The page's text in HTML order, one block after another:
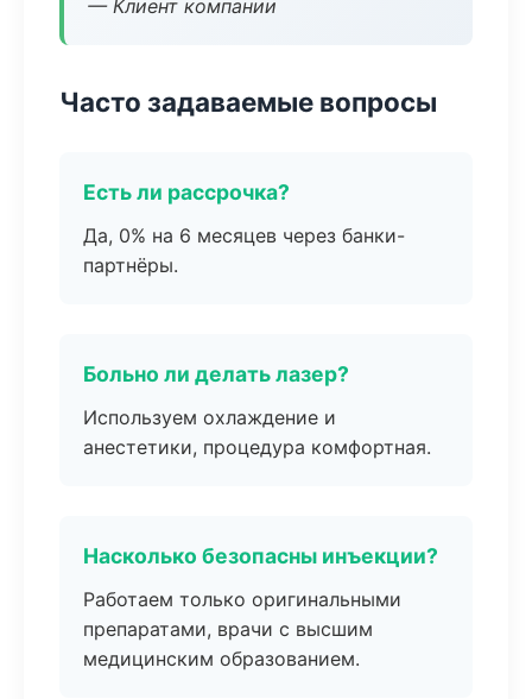
— Клиент компании
Часто задаваемые вопросы
Есть ли рассрочка?
Да, 0% на 6 месяцев через банки-
партнёры.
Больно ли делать лазер?
Используем охлаждение и
анестетики, процедура комфортная.
Насколько безопасны инъекции?
Работаем только оригинальными
препаратами, врачи с высшим
медицинским образованием.